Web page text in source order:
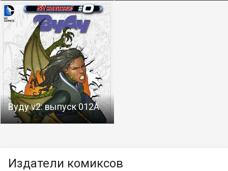
Вуду v2: выпуск 012A
Издатели комиксов